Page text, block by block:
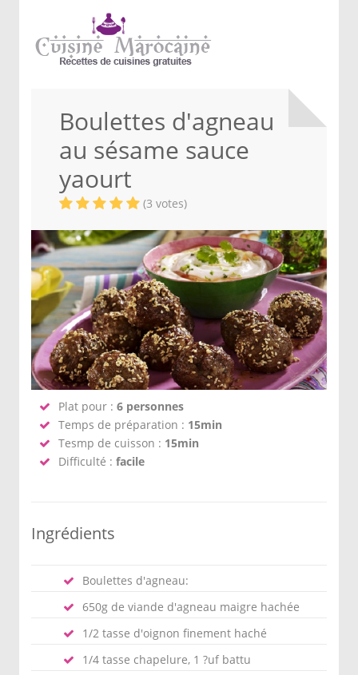
Boulettes d'agneau
au sésame sauce
yaourt
(3 votes)
Plat pour : 6 personnes
Temps de préparation : 15min
Tesmp de cuisson : 15min
Difficulté : facile
Ingrédients
Boulettes d'agneau:
650g de viande d'agneau maigre hachée
1/2 tasse d'oignon finement haché
1/4 tasse chapelure, 1 ?uf battu